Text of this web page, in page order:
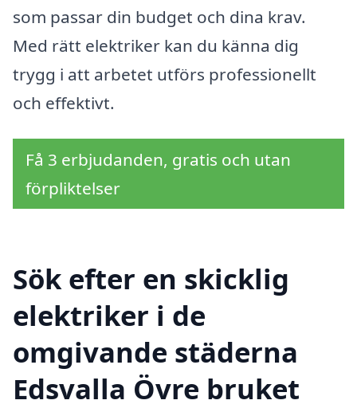
som passar din budget och dina krav.
Med rätt elektriker kan du känna dig
trygg i att arbetet utförs professionellt
och effektivt.
Få 3 erbjudanden, gratis och utan
förpliktelser
Sök efter en skicklig
elektriker i de
omgivande städerna
Edsvalla Övre bruket